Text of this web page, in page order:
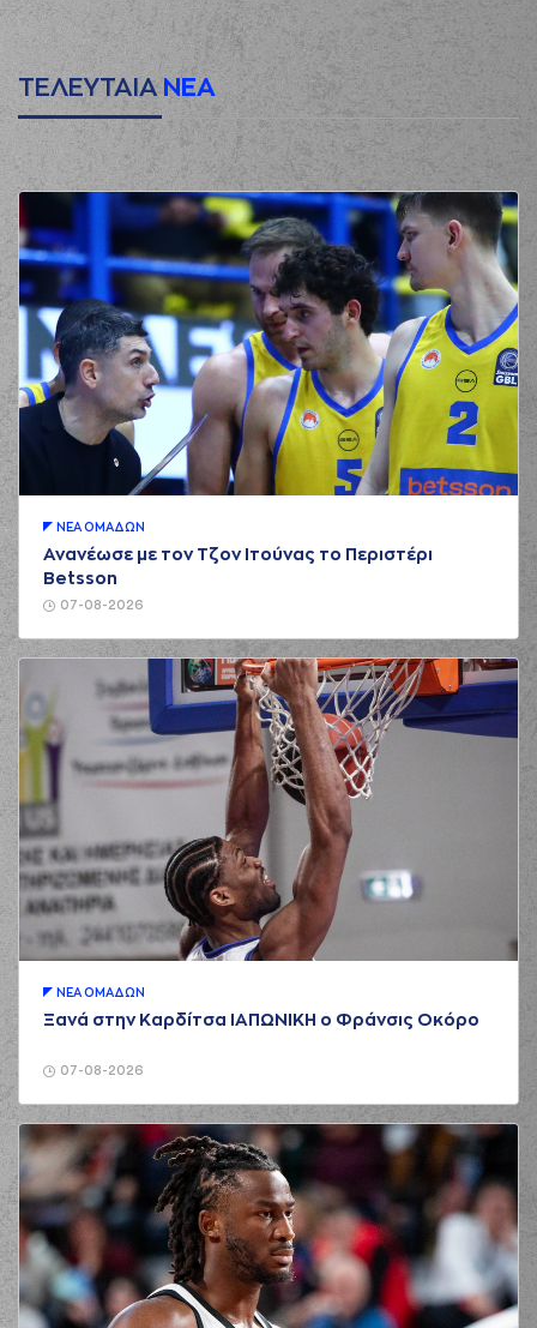
ΤΕΛΕΥΤΑΙΑ ΝΕΑ
07-08-2026
ΝΕA ΟΜAΔΩΝ
Ανανέωσε με τον Τζον Ιτούνας το Περιστέρι
Betsson
07-08-2026
ΝΕA ΟΜAΔΩΝ
Ξανά στην Καρδίτσα ΙΑΠΩΝΙΚΗ ο Φράνσις Οκόρο